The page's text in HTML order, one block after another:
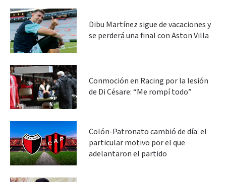
Dibu Martínez sigue de vacaciones y
se perderá una final con Aston Villa
Conmoción en Racing por la lesión
de Di Césare: “Me rompí todo”
Colón-Patronato cambió de día: el
particular motivo por el que
adelantaron el partido